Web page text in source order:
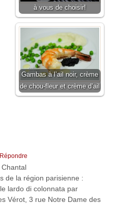
à vous de choisir!
Gambas à l’ail noir, crème
de chou-fleur et crème d’ail
Répondre
de la région parisienne :
lardo di colonnata par
Vérot, 3 rue Notre Dame des